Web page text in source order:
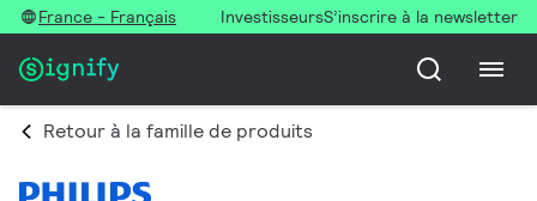
France - Français InvestisseursS’inscrire à la newsletter
Retour à la famille de produits